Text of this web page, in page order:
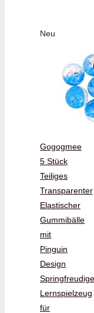
Neu
Gogogmee
5 Stück
Teiliges
Transparenter
Elastischer
Gummibälle
mit
Pinguin
Design
Lernspielzeug
für